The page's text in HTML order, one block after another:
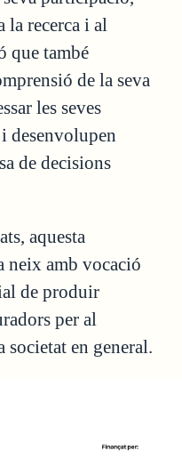
la recerca i al
que també
de la seva
les seves
desenvolupen
de decisions
aquesta
neix amb vocació
de produir
per al
societat en general.